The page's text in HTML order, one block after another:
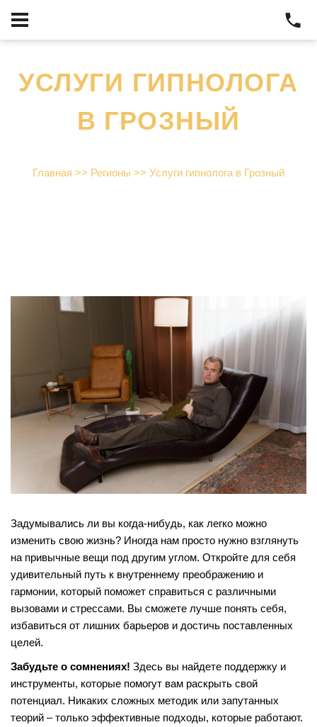
УСЛУГИ ГИПНОЛОГА
В ГРОЗНЫЙ
Главная >> Регионы >> Услуги гипнолога в Грозный
Задумывались ли вы когда-нибудь, как легко можно
изменить свою жизнь? Иногда нам просто нужно взглянуть
на привычные вещи под другим углом. Откройте для себя
удивительный путь к внутреннему преображению и
гармонии, который поможет справиться с различными
вызовами и стрессами. Вы сможете лучше понять себя,
избавиться от лишних барьеров и достичь поставленных
целей.
Забудьте о сомнениях! Здесь вы найдете поддержку и
инструменты, которые помогут вам раскрыть свой
потенциал. Никаких сложных методик или запутанных
теорий – только эффективные подходы, которые работают.